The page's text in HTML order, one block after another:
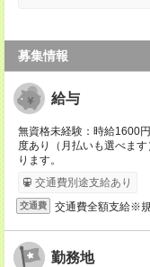
募集情報
給与
無資格未経験：時給1600
度あり（月払いも選べま
ります。
交通費別途支給あり
交通費 交通費全額支給※
勤務地